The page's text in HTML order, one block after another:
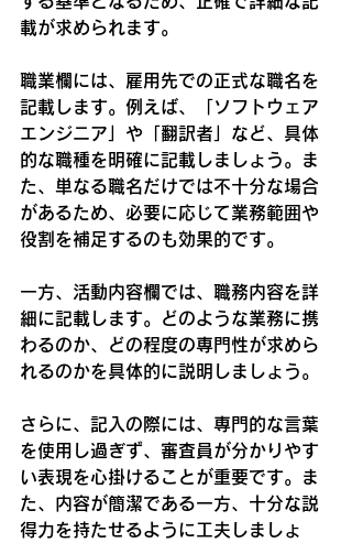
載が求められます。
職業欄には、雇用先での正式な職名を
記載します。例えば、「ソフトウェア
エンジニア」や「翻訳者」など、具体
的な職種を明確に記載しましょう。ま
た、単なる職名だけでは不十分な場合
があるため、必要に応じて業務範囲や
役割を補足するのも効果的です。
一方、活動内容欄では、職務内容を詳
細に記載します。どのような業務に携
わるのか、どの程度の専門性が求めら
れるのかを具体的に説明しましょう。
さらに、記入の際には、専門的な言葉
を使用し過ぎず、審査員が分かりやす
い表現を心掛けることが重要です。ま
た、内容が簡潔である一方、十分な説
得力を持たせるように工夫しましょ